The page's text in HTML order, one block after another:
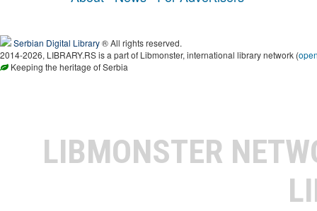
Serbian Digital Library® All rights reserved.
2014-2026, LIBRARY.RS is a part of Libmonster, international library network (
Keeping the heritage of Serbia
LIBMONSTER